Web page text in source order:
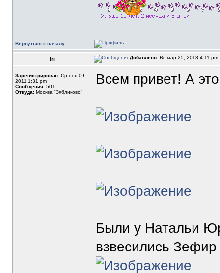
Вернуться к началу
Iri Добавлено: Вс мар 25, 2018 4:11 pm
Зарегистрирован: Ср ноя 09,
2011 1:31 pm
Сообщения: 501
Откуда: Москва "Зябликово"
Всем привет! А
Были у Натальи
взвесились Зефир